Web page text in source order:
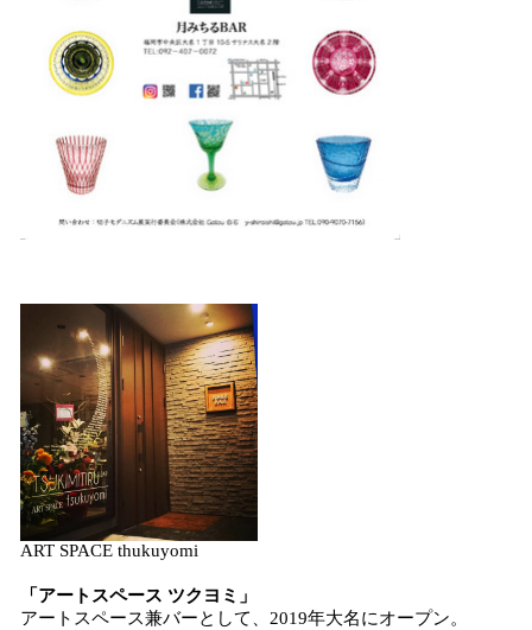
ART SPACE thukuyomi
「アートスペース ツクヨミ」
アートスペース兼バーとして、2019年大名にオープン。